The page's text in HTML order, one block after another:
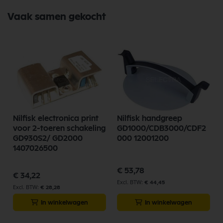
Bekijk meer Nilfisk Onderdelen
Vaak samen gekocht
Nilfisk electronica print
voor 2-toeren schakeling
GD930S2/ GD2000
1407026500
€ 34,22
€ 28,28
In winkelwagen
Nilfisk handgreep
GD1000/CDB3000/CDF2
000 12001200
€ 53,78
€ 44,45
In winkelwagen